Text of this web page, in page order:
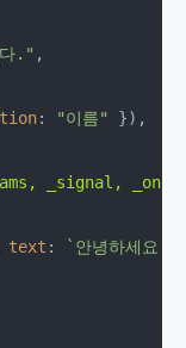
." ,
: "이름"
}),
_signal,
text : `안녕하세요,